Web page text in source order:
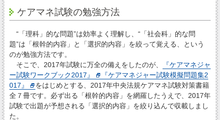
ケアマネ試験の勉強方法
“「理科」的な問題”は効率よく理解し、“「社会科」的な問
題”は「根幹的内容」と「選択的内容」を絞って覚える、という
のが勉強方法です。
そこで、2017年試験に万全の備えをしたのが、
『ケアマネジャ
ー試験ワークブック2017』
『ケアマネジャー試験模擬問題集2
017』
をはじめとする、2017年中央法規ケアマネ試験対策書籍
全７冊です。必ず出る「根幹的内容」を網羅したうえで、2017年
試験で出題が予想される「選択的内容」を絞り込んで収載しまし
た。